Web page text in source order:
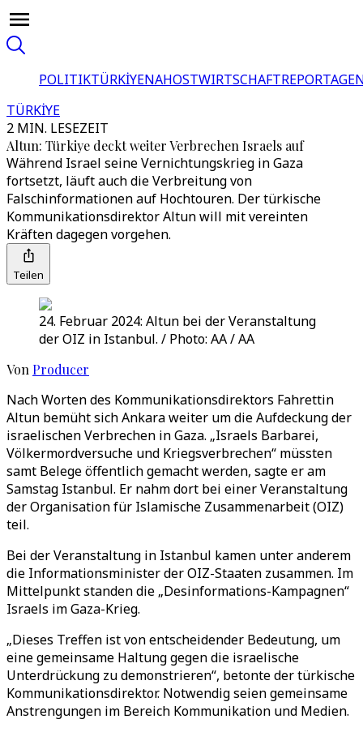
POLITIKTÜRKİYENAHOSTWIRTSCHAFT
TÜRKİYE
2 MIN. LESEZEIT
Altun: Türkiye deckt weiter Verbrechen Israels auf
Während Israel seine Vernichtungskrieg in Gaza
fortsetzt, läuft auch die Verbreitung von
Falschinformationen auf Hochtouren. Der türkische
Kommunikationsdirektor Altun will mit vereinten
Kräften dagegen vorgehen.
Teilen
24. Februar 2024: Altun bei der Veranstaltung
der OIZ in Istanbul. / Photo: AA / AA
Von Producer
Nach Worten des Kommunikationsdirektors Fahrettin
Altun bemüht sich Ankara weiter um die Aufdeckung der
israelischen Verbrechen in Gaza. „Israels Barbarei,
Völkermordversuche und Kriegsverbrechen“ müssten
samt Belege öffentlich gemacht werden, sagte er am
Samstag Istanbul. Er nahm dort bei einer Veranstaltung
der Organisation für Islamische Zusammenarbeit (OIZ)
teil.
Bei der Veranstaltung in Istanbul kamen unter anderem
die Informationsminister der OIZ-Staaten zusammen. Im
Mittelpunkt standen die „Desinformations-Kampagnen“
Israels im Gaza-Krieg.
„Dieses Treffen ist von entscheidender Bedeutung, um
eine gemeinsame Haltung gegen die israelische
Unterdrückung zu demonstrieren“, betonte der türkische
Kommunikationsdirektor. Notwendig seien gemeinsame
Anstrengungen im Bereich Kommunikation und Medien.